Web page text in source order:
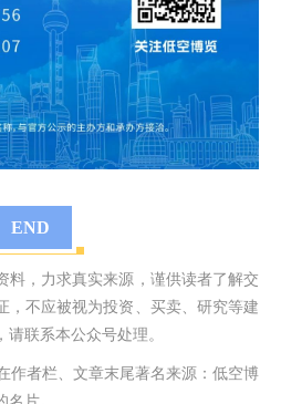
END
料，力求真实来源，谨供读者了解交
，不应被视为投资、买卖、研究等建
联系本公众号处理。
作者栏、文章末尾著名来源：低空博